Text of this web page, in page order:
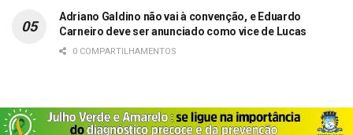
Adriano Galdino não vai à convenção, e Eduardo
Carneiro deve ser anunciado como vice de Lucas
0 COMPARTILHAMENTOS